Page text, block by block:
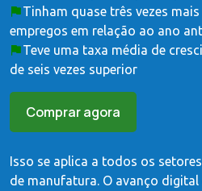
Tinham quase três vezes
empregos em relação ao ano
Teve uma taxa média de
de seis vezes superior
Comprar agora
Isso se aplica a todos os
de manufatura. O avanço digital